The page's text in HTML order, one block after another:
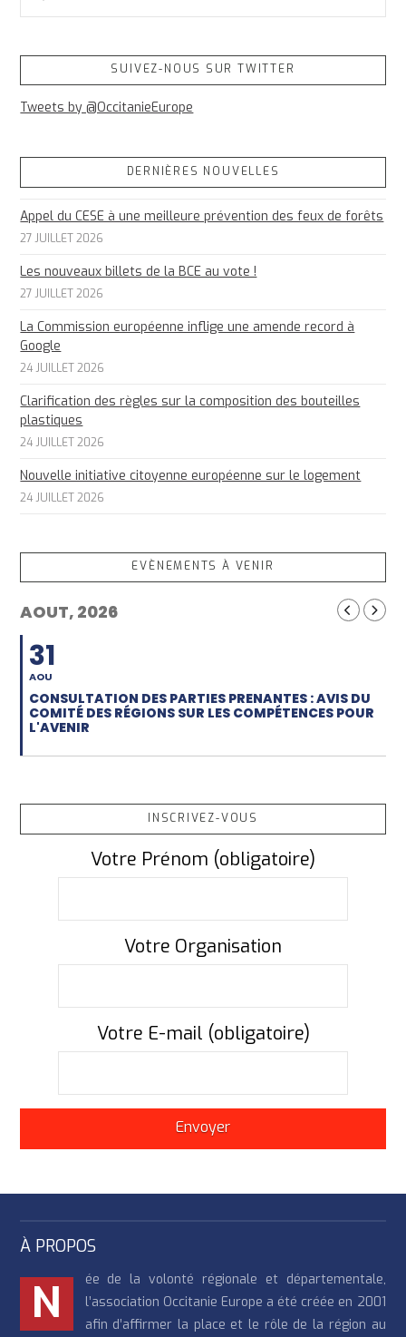
SUIVEZ-NOUS SUR TWITTER
Tweets by @OccitanieEurope
DERNIÈRES NOUVELLES
Appel du CESE à une meilleure prévention des feux de forêts
27 JUILLET 2026
Les nouveaux billets de la BCE au vote !
27 JUILLET 2026
La Commission européenne inflige une amende record à
Google
24 JUILLET 2026
Clarification des règles sur la composition des bouteilles
plastiques
24 JUILLET 2026
Nouvelle initiative citoyenne européenne sur le logement
24 JUILLET 2026
EVÈNEMENTS À VENIR
AOUT, 2026
31
AOU
CONSULTATION DES PARTIES PRENANTES : AVIS DU
COMITÉ DES RÉGIONS SUR LES COMPÉTENCES POUR
L'AVENIR
INSCRIVEZ-VOUS
Votre Prénom (obligatoire)
Votre Organisation
Votre E-mail (obligatoire)
À PROPOS
N
ée de la volonté régionale et départementale,
l’association Occitanie Europe a été créée en 2001
afin d’affirmer la place et le rôle de la région au